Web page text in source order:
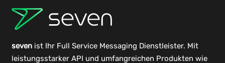
sevenist Ihr Full Service Messaging Dienstleister. Mit
leistungsstarker API und umfangreichen Produkten wie